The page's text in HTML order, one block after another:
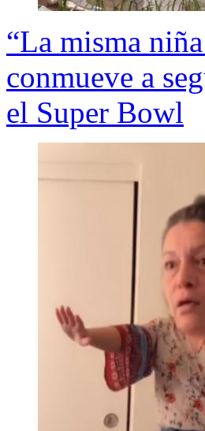
“La misma
conmueve a
el Super Bowl